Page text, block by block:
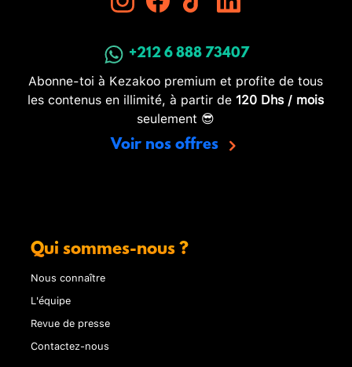
+212 6 888 73407
Abonne-toi à Kezakoo premium et profite de tous
les contenus en illimité, à partir de 120 Dhs / mois
seulement 😎
Voir nos offres
Qui sommes-nous ?
Nous connaître
L'équipe
Revue de presse
Contactez-nous